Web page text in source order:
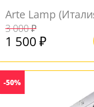
Arte Lamp
3 000 ₽
1 500 ₽
-50%